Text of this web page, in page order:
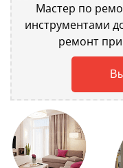
Мастер по
инструментами
ремонт